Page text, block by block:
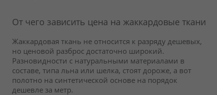
От чего зависить цена на жаккардовые ткани
Жаккардовая ткань не относится к разряду дешевых,
но ценовой разброс достаточно широкий.
Разновидности с натуральными материалами в
составе, типа льна или шелка, стоят дороже, а вот
полотно на синтетической основе на порядок
дешевле за метр.